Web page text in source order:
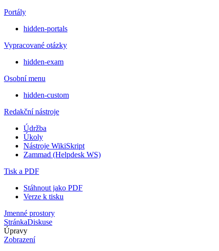
Portály
hidden-portals
Vypracované otázky
hidden-exam
Osobní menu
hidden-custom
Redakční nástroje
Údržba
Úkoly
Nástroje WikiSkript
Zammad (Helpdesk WS)
Tisk a PDF
Stáhnout jako PDF
Verze k tisku
Jmenné prostory
StránkaDiskuse
Úpravy
Zobrazení